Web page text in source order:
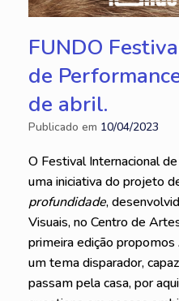
FUNDO
de
de abril.
Publicado em 10/04/2023
O Festival Internacional
uma iniciativa do projeto
profundidade,
Visuais, no Centro de
primeira edição propomos
um tema disparador,
passam pela casa, por